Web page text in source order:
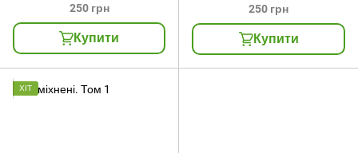
250 грн
Купити
250 грн
Купити
ХІТ